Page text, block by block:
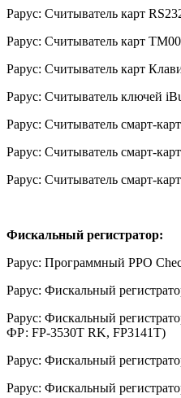
Рарус: Считыватель карт
Рарус: Считыватель карт
Рарус: Считыватель карт
Рарус: Считыватель ключей
Рарус: Считыватель смарт-
Рарус: Считыватель смарт-
Рарус: Считыватель смарт-
Фискальный регистратор:
Рарус: Программный РРО
Рарус: Фискальный
Рарус: Фискальный
ФР: FP-3530T RK, FP3141T)
Рарус: Фискальный
Рарус: Фискальный